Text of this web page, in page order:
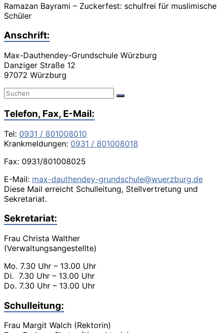
Ramazan Bayrami – Zuckerfest: schulfrei für muslimische
Schüler
Anschrift:
Max-Dauthendey-Grundschule Würzburg
Danziger Straße 12
97072 Würzburg
Telefon, Fax, E-Mail:
Tel: 0931 / 801008010
Krankmeldungen: 0931 / 801008018
Fax: 0931/801008025
E-Mail: max-dauthendey-grundschule@wuerzburg.de
Diese Mail erreicht Schulleitung, Stellvertretung und
Sekretariat.
Sekretariat:
Frau Christa Walther
(Verwaltungsangestellte)
Mo. 7.30 Uhr – 13.00 Uhr
Di. 7.30 Uhr – 13.00 Uhr
Do. 7.30 Uhr – 13.00 Uhr
Schulleitung:
Frau Margit Walch (Rektorin)